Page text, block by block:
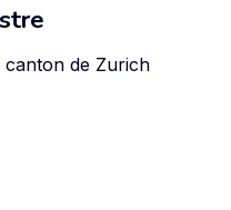
de Zurich